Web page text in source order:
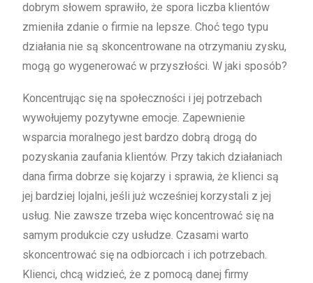
dobrym słowem sprawiło, że spora liczba klientów
zmieniła zdanie o firmie na lepsze. Choć tego typu
działania nie są skoncentrowane na otrzymaniu zysku,
mogą go wygenerować w przyszłości. W jaki sposób?
Koncentrując się na społeczności i jej potrzebach
wywołujemy pozytywne emocje. Zapewnienie
wsparcia moralnego jest bardzo dobrą drogą do
pozyskania zaufania klientów. Przy takich działaniach
dana firma dobrze się kojarzy i sprawia, że klienci są
jej bardziej lojalni, jeśli już wcześniej korzystali z jej
usług. Nie zawsze trzeba więc koncentrować się na
samym produkcie czy usłudze. Czasami warto
skoncentrować się na odbiorcach i ich potrzebach.
Klienci, chcą widzieć, że z pomocą danej firmy